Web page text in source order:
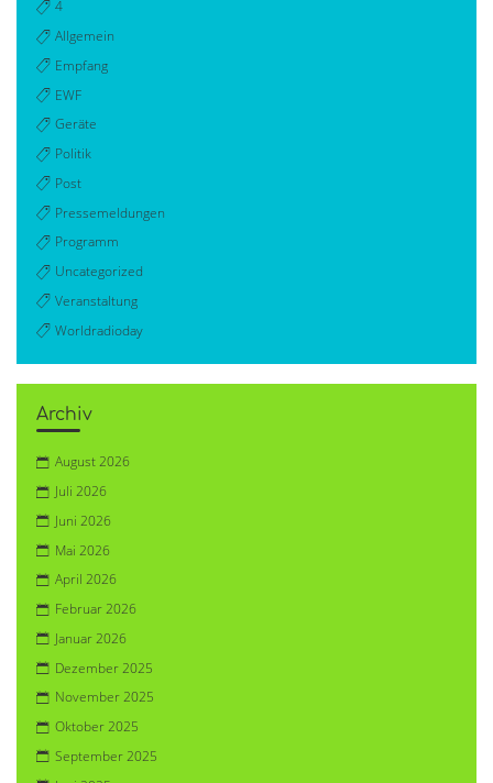
4
Allgemein
Empfang
EWF
Geräte
Politik
Post
Pressemeldungen
Programm
Uncategorized
Veranstaltung
Worldradioday
Archiv
August 2026
Juli 2026
Juni 2026
Mai 2026
April 2026
Februar 2026
Januar 2026
Dezember 2025
November 2025
Oktober 2025
September 2025